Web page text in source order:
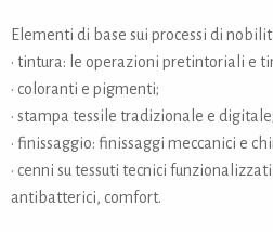
Elementi di base sui processi di
• tintura: le operazioni pretintoriali e
• coloranti e pigmenti;
• stampa tessile tradizionale e digitale;
• finissaggio: finissaggi meccanici e
• cenni su tessuti tecnici
antibatterici, comfort.